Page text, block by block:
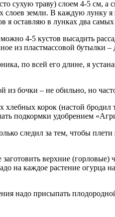
сухую траву) слоем 4-5 см,
земли. В каждую лунку я
я оставляю в лунках два
4-5 кустов высадить
из пластмассовой бутылки
по всей его длине, я
из бочки – не обильно, но
корок (настой
подкормки удобрением
следил за тем, чтобы
верхние
на каждое растение
надо присыпать